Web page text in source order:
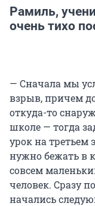
Рамиль,
очень тихо
— Сначала мы
взрыв, причем
откуда-то
школе — тогда
урок на третьем
нужно бежать в
совсем
человек. Сразу
начались